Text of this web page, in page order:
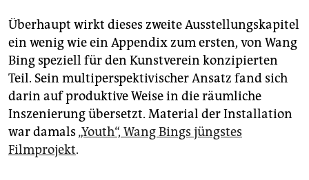
Überhaupt wirkt dieses zweite Ausstellungskapitel
ein wenig wie ein Appendix zum ersten, von Wang
Bing speziell für den Kunstverein konzipierten
Teil. Sein multiperspektivischer Ansatz fand sich
darin auf produktive Weise in die räumliche
Inszenierung übersetzt. Material der Installation
war damals „Youth“, Wang Bings jüngstes
Filmprojekt.